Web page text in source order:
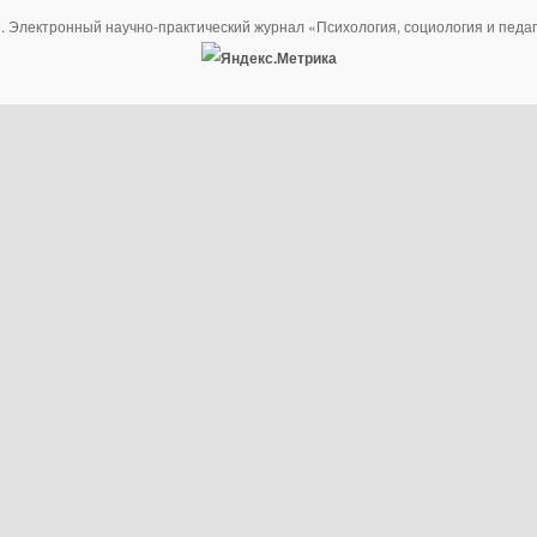
Электронный научно-практический журнал «Психология, социология и